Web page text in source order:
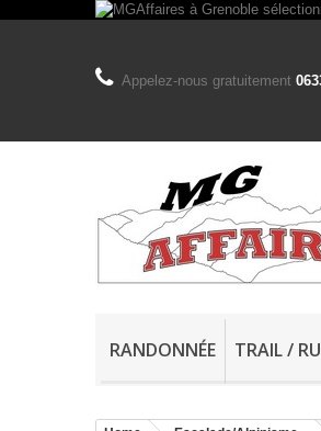
Appelez-nous gratuitement
RANDONNÉE TRAIL /